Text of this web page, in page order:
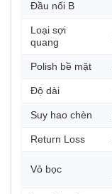
Đầu nối B
Loại sợi
quang
Polish bề mặt
Độ dài
Suy hao chèn
Return Loss
Vỏ bọc